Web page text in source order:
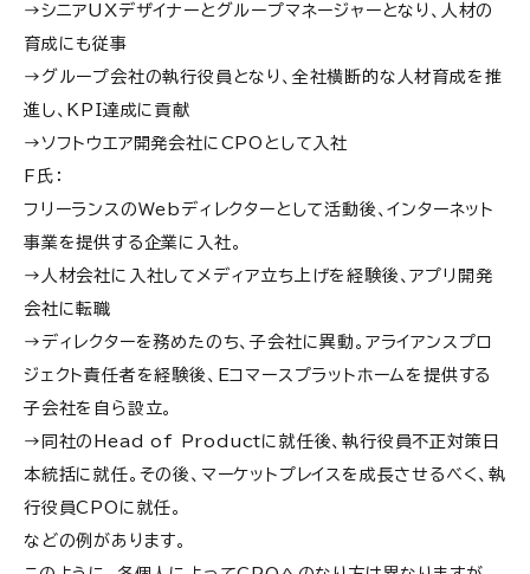
→シニアUXデザイナーとグループマネージャーとなり、人材の
育成にも従事
→グループ会社の執行役員となり、全社横断的な人材育成を推
進し、KPI達成に貢献
→ソフトウエア開発会社にCPOとして入社
F氏：
フリーランスのWebディレクターとして活動後、インターネット
事業を提供する企業に入社。
→人材会社に入社してメディア立ち上げを経験後、アプリ開発
会社に転職
→ディレクターを務めたのち、子会社に異動。アライアンスプロ
ジェクト責任者を経験後、Eコマースプラットホームを提供する
子会社を自ら設立。
→同社のHead of Productに就任後、執行役員不正対策日
本統括に就任。その後、マーケットプレイスを成長させるべく、執
行役員CPOに就任。
などの例があります。